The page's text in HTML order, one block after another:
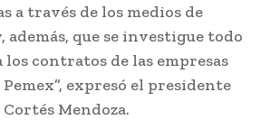
a través de los medios de
además, que se investigue todo
contratos de las empresas
expresó el presidente
Mendoza.